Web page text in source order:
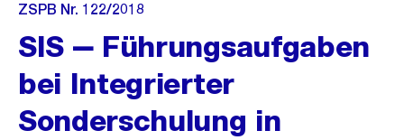
ZSPB Nr. 122/2018
SIS ‒ Führungsaufgaben
bei Integrierter
Sonderschulung in